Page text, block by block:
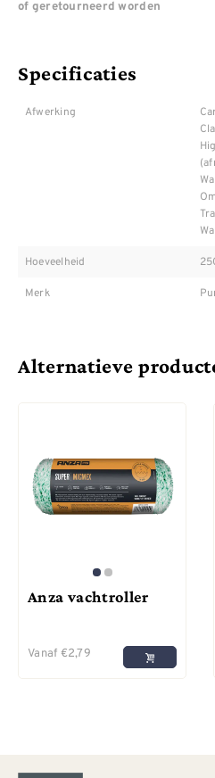
of geretourneerd worden
Specificaties
Afwerking
Hoeveelheid
Merk
Alternatieve
Anza vachtroller
Vanaf €2,79